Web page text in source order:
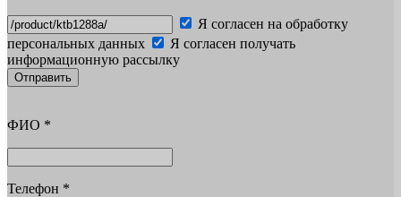
Я согласен на обработку
персональных данных
Я согласен получать
информационную рассылку
Отправить
ФИО *
Телефон *